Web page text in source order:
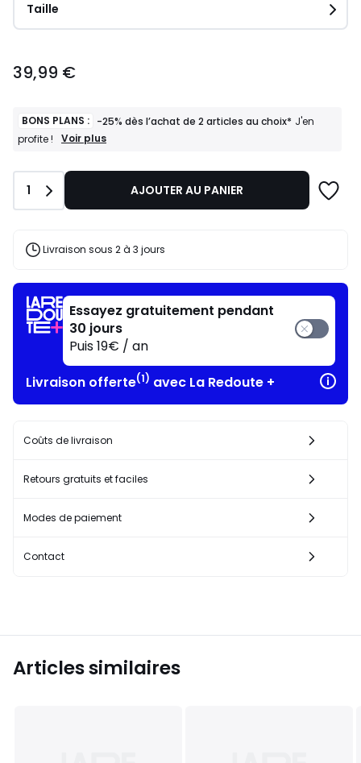
Taille
€.
39,99 €
BONS PLANS : -25% dès l’achat de 2 articles au choix* J'en
profite !
BONS
-25%
l’achat
articles
profite
!
Voir plus
Quantité
1 AJOUTER AU PANIER
Livraison sous 2 à 3 jours
Essayez gratuitement pendant
30 jours
Puis 19€ / an
Livraison offerte(1) avec La Redoute +
Coûts de livraison
Retours gratuits et faciles
Modes de paiement
Contact
Articles similaires